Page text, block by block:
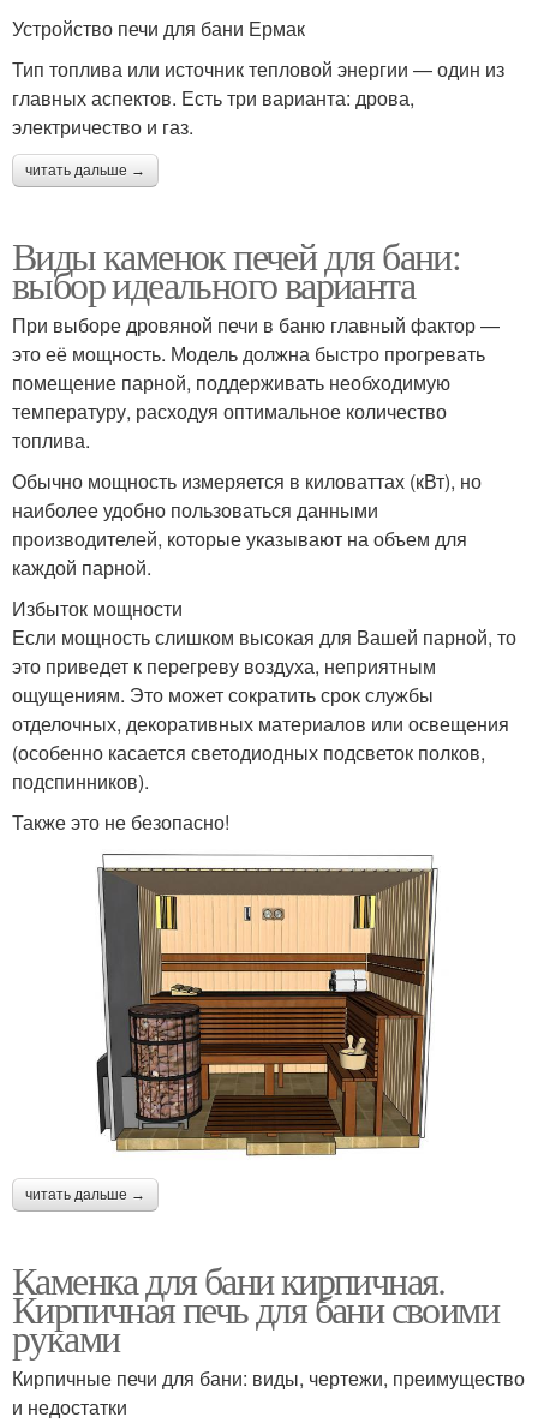
Устройство печи для бани Ермак
Тип топлива или источник тепловой энергии — один из
главных аспектов. Есть три варианта: дрова,
электричество и газ.
читать дальше →
Виды каменок печей для бани:
выбор идеального варианта
При выборе дровяной печи в баню главный фактор —
это её мощность. Модель должна быстро прогревать
помещение парной, поддерживать необходимую
температуру, расходуя оптимальное количество
топлива.
Обычно мощность измеряется в киловаттах (кВт), но
наиболее удобно пользоваться данными
производителей, которые указывают на объем для
каждой парной.
Избыток мощности
Если мощность слишком высокая для Вашей парной, то
это приведет к перегреву воздуха, неприятным
ощущениям. Это может сократить срок службы
отделочных, декоративных материалов или освещения
(особенно касается светодиодных подсветок полков,
подспинников).
Также это не безопасно!
читать дальше →
Каменка для бани кирпичная.
Кирпичная печь для бани своими
руками
Кирпичные печи для бани: виды, чертежи, преимущество
и недостатки